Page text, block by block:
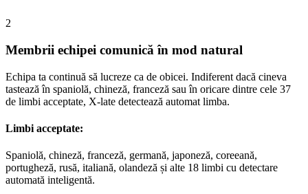
2
Membrii echipei comunică în mod natural
Echipa ta continuă să lucreze ca de obicei. Indiferent dacă cineva
tastează în spaniolă, chineză, franceză sau în oricare dintre cele 37
de limbi acceptate, X-late detectează automat limba.
Limbi acceptate:
Spaniolă, chineză, franceză, germană, japoneză, coreeană,
portugheză, rusă, italiană, olandeză și alte 18 limbi cu detectare
automată inteligentă.